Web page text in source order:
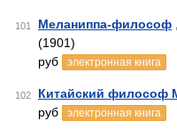
101 Меланиппа-философ
(1901)
руб
электронная книга
102 Китайский философ
руб
электронная книга